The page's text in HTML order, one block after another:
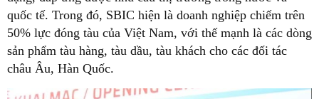
quốc tế. Trong đó, SBIC hiện là doanh nghiệp chiếm trên
50% lực đóng tàu của Việt Nam, với thế mạnh là các dòng
sản phẩm tàu hàng, tàu dầu, tàu khách cho các đối tác
châu Âu, Hàn Quốc.